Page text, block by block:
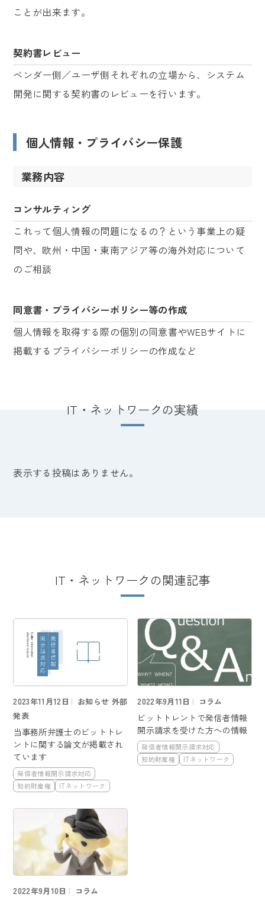
ことが出来ます。
契約書レビュー
ベンダー側／ユーザ側それぞれの立場から、システム
開発に関する契約書のレビューを行います。
個人情報・プライバシー保護
業務内容
コンサルティング
これって個人情報の問題になるの？という事業上の疑
問や、欧州・中国・東南アジア等の海外対応について
のご相談
同意書・プライバシーポリシー等の作成
個人情報を取得する際の個別の同意書やWEBサイトに
掲載するプライバシーポリシーの作成など
IT・ネットワークの実績
表示する投稿はありません。
IT・ネットワークの関連記事
2023年11月12日
お知らせ 外部
発表
当事務所弁護士のビットトレ
ントに関する論文が掲載され
ています
発信者情報開示請求対応
知的財産権
ITネットワーク
2022年9月11日 コラム
ビットトレントで発信者情報
開示請求を受けた方への情報
発信者情報開示請求対応
知的財産権
ITネットワーク
2022年9月10日 コラム